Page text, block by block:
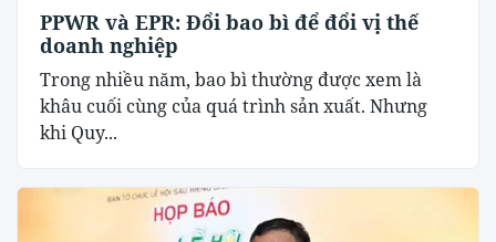
PPWR và EPR: Đổi bao bì để đổi vị thế
doanh nghiệp
Trong nhiều năm, bao bì thường được xem là
khâu cuối cùng của quá trình sản xuất. Nhưng
khi Quy...